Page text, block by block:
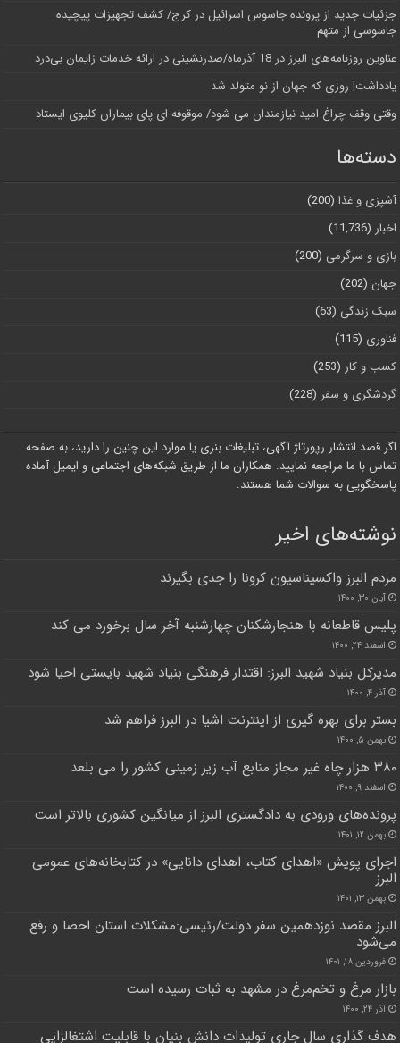
جزئیات جدید از پرونده جاسوس اسرائیل در کرج/‌ کشف تجهیزات پیچیده
جاسوسی از متهم
عناوین روزنامه‌های البرز در ‌18 آذرماه/صدرنشینی در ارائه خدمات زایمان بی‌درد
یادداشت| روزی که جهان از نو متولد شد
وقتی وقف چراغ امید نیازمندان می شود/ موقوفه ای پای بیماران کلیوی ایستاد
دسته‌ها
آشپزی و غذا (200)
اخبار (11,736)
بازی و سرگرمی (200)
جهان (202)
سبک زندگی (63)
فناوری (115)
کسب و کار (253)
گردشگری و سفر (228)
اگر قصد انتشار رپورتاژ آگهی، تبلیغات بنری یا موارد این چنین را دارید، به صفحه
تماس با ما مراجعه نمایید. همکاران ما از طریق شبکه‌های اجتماعی و ایمیل آماده
پاسخگویی به سوالات شما هستند.
نوشته‌های اخیر
مردم البرز واکسیناسیون کرونا را جدی بگیرند
آبان ۳۰, ۱۴۰۰
پلیس قاطعانه با هنجارشكنان چهارشنبه آخر سال برخورد می کند
اسفند ۲۴, ۱۴۰۰
مدیرکل بنیاد شهید البرز: اقتدار فرهنگی بنیاد شهید بایستی احیا شود
آذر ۴, ۱۴۰۰
بستر برای بهره گیری از اینترنت اشیا در البرز فراهم شد
بهمن ۵, ۱۴۰۰
۳۸۰ هزار چاه غیر مجاز منابع آب زیر زمینی کشور را می بلعد
اسفند ۹, ۱۴۰۰
پرونده‌های ورودی به دادگستری البرز از میانگین کشوری بالاتر است
بهمن ۱۲, ۱۴۰۱
اجرای پویش «اهدای کتاب، اهدای دانایی» در کتابخانه‌های عمومی
البرز
بهمن ۱۳, ۱۴۰۱
البرز مقصد نوزدهمین سفر دولت/رئیسی:مشکلات استان احصا و رفع
می‌شود
فروردین ۱۸, ۱۴۰۱
بازار مرغ و تخم‌مرغ در مشهد به ثبات رسیده‌ است
آذر ۲۴, ۱۴۰۰
هدف گذاری سال جاری تولیدات دانش بنیان با قابلیت اشتغالزایی